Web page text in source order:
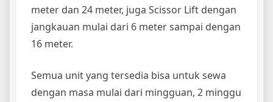
meter dan 24 meter, juga Scissor Lift dengan
jangkauan mulai dari 6 meter sampai dengan
16 meter.
Semua unit yang tersedia bisa untuk sewa
dengan masa mulai dari mingguan, 2 minggu